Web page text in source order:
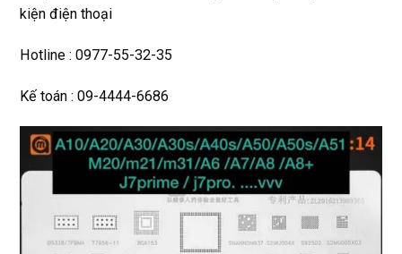
kiện điện thoại
Hotline : 0977-55-32-35
Kế toán : 09-4444-6686